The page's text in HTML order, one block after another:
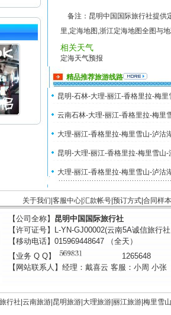
备注：昆明中国国际旅行社提供
里,定海地图,浙江定海地图全图与
相关天气
定海天气预报
精品推荐旅游线路
昆明-石林-大理-丽江-香格里拉-梅
云南石林-大理-丽江-香格里拉-梅里
大理-丽江-香格里拉-梅里雪山-泸沽
昆明-大理-丽江-香格里拉-梅里雪山
大理-丽江-香格里拉-梅里雪山-泸沽
关于我们 客服中心 汇款帐号 预订方式 合同样本
【公司全称】 昆明中国国际旅行社
【许可证号】L-YN-GJ00002(云南5A诚信旅行
【移动电话】015969448647 （全天）
【业务 Q Q】
1265648
【网站联系人】经理：戴喜云 客服：小周 小张
行社| 云南旅游 昆明旅游 大理旅游 丽江旅游 梅里雪山